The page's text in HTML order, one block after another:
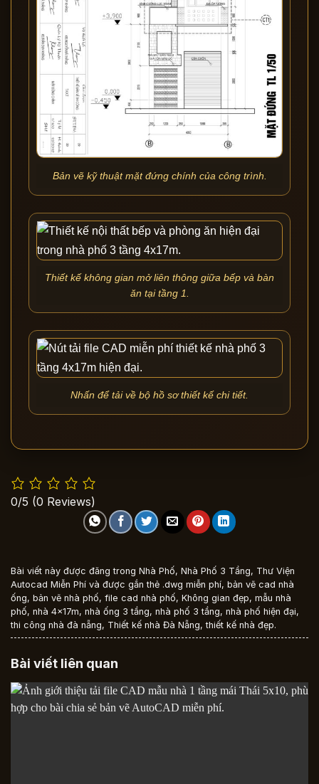
Bản vẽ kỹ thuật mặt đứng chính của công trình.
Thiết kế không gian mở liên thông giữa bếp và bàn
ăn tại tầng 1.
Nhấn để tải về bộ hồ sơ thiết kế chi tiết.
0/5 (0 Reviews)
Bài viết này được đăng trong Nhà Phố, Nhà Phố 3 Tầng, Thư Viện
Autocad Miễn Phí và được gắn thẻ .dwg miễn phí, bản vẽ cad nhà
ống, bản vẽ nhà phố, file cad nhà phố, Không gian đẹp, mẫu nhà
phố, nhà 4x17m, nhà ống 3 tầng, nhà phố 3 tầng, nhà phố hiện đại,
thi công nhà đà nẵng, Thiết kế nhà Đà Nẵng,thiết kế nhà đẹp.
Bài viết liên quan